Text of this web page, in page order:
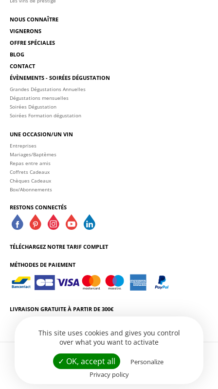
NOUS CONNAÎTRE
VIGNERONS
OFFRE SPÉCIALES
BLOG
CONTACT
ÉVÈNEMENTS - SOIRÉES DÉGUSTATION
Grandes Dégustations Annuelles
Dégustations mensuelles
Soirées Dégustation
Soirées Formation dégustation
UNE OCCASION/UN VIN
Entreprises
Mariages/Baptèmes
Repas entre amis
Coffrets Cadeaux
Chèques Cadeaux
Box/Abonnements
RESTONS CONNECTÉS
TÉLÉCHARGEZ NOTRE TARIF COMPLET
MÉTHODES DE PAIEMENT
LIVRAISON GRATUITE À PARTIR DE 300€
L'ABUS D'ALCOOL EST DANGEREUX POUR LA SANTÉ. CONSOMMEZ AVEC
MODÉRATION.
Conditions Générales de Vente
Politique de Confidentialité
Site web par
This site uses cookies and gives you control
over what you want to activate
✓ OK, accept all
Personalize
Privacy policy